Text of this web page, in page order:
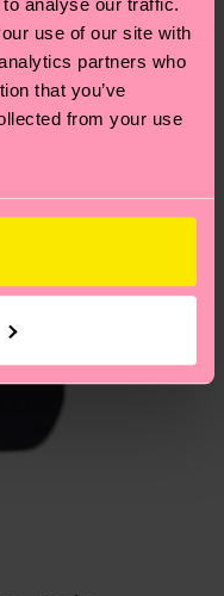
analyse our traffic.
use of our site with
partners who
that you’ve
from your use
In unserem
findest du die